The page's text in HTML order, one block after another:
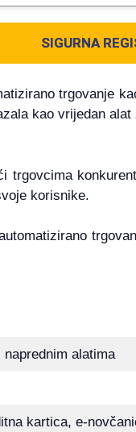
SIGURNA
trgovanje
kao vrijedan
trgovcima
korisnike.
alatima
kartica, e-